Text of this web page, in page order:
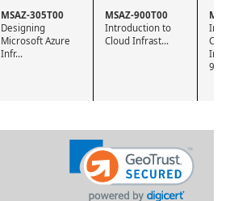
MSAZ-305T00
Designing
Microsoft Azure
Infr...
MSAZ-900T00
Introduction to
Cloud Infrast...
900